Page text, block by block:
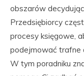
obszarów
Przedsiębiorcy
procesy księgowe,
podejmować trafne
W tym poradniku